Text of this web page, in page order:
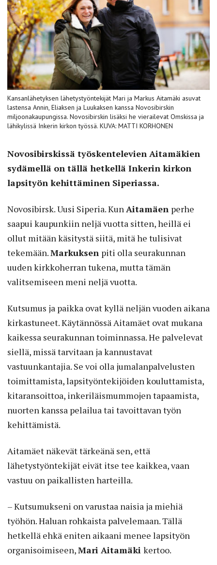
Kansanlähetyksen lähetystyöntekijät Mari ja Markus Aitamäki asuvat
lastensa Annin, Eliaksen ja Luukaksen kanssa Novosibirskin
miljoonakaupungissa. Novosibirskin lisäksi he vierailevat Omskissa ja
lähikylissä Inkerin kirkon työssä. KUVA: MATTI KORHONEN
Novosibirskissä työskentelevien Aitamäkien
sydämellä on tällä hetkellä Inkerin kirkon
lapsityön kehittäminen Siperiassa.
Novosibirsk. Uusi Siperia. KunAitamäen perhe
saapui kaupunkiin neljä vuotta sitten, heillä ei
ollut mitään käsitystä siitä, mitä he tulisivat
tekemään.Markuksen piti olla seurakunnan
uuden kirkkoherran tukena, mutta tämän
valitsemiseen meni neljä vuotta.
Kutsumus ja paikka ovat kyllä neljän vuoden aikana
kirkastuneet. Käytännössä Aitamäet ovat mukana
kaikessa seurakunnan toiminnassa. He palvelevat
siellä, missä tarvitaan ja kannustavat
vastuunkantajia. Se voi olla jumalanpalvelusten
toimittamista, lapsityöntekijöiden kouluttamista,
kitaransoittoa, inkeriläismummojen tapaamista,
nuorten kanssa pelailua tai tavoittavan työn
kehittämistä.
Aitamäet näkevät tärkeänä sen, että
lähetystyöntekijät eivät itse tee kaikkea, vaan
vastuu on paikallisten harteilla.
– Kutsumukseni on varustaa naisia ja miehiä
työhön. Haluan rohkaista palvelemaan. Tällä
hetkellä ehkä eniten aikaani menee lapsityön
organisoimiseen,Mari Aitamäki kertoo.